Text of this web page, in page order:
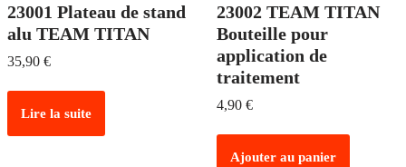
23001 Plateau de stand
alu TEAM TITAN
35,90 €
Lire la suite
23002 TEAM TITAN
Bouteille pour
application de
traitement
4,90 €
Ajouter au panier